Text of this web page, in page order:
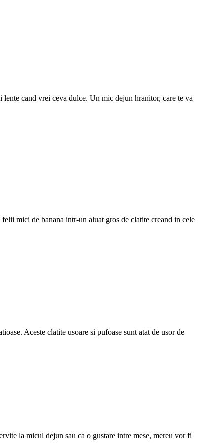
cand vrei ceva dulce. Un mic dejun hranitor, care te va
mici de banana intr-un aluat gros de clatite creand in cele
Aceste clatite usoare si pufoase sunt atat de usor de
la micul dejun sau ca o gustare intre mese, mereu vor fi